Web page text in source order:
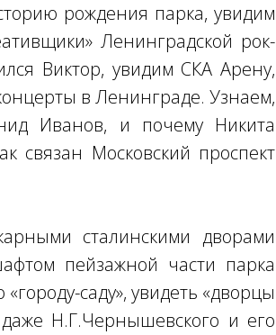
рождения парка, увидим
Ленинградской рок-
Виктор, увидим СКА Арену,
в Ленинграде. Узнаем,
Иванов, и почему Никита
связан Московский проспект
сталинскими дворами
пейзажной части парка
саду», увидеть «дворцы
Н.Г.Чернышевского и его